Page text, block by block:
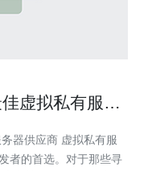
虚拟私有服务
虚拟私有服
者的首选。对于那些寻